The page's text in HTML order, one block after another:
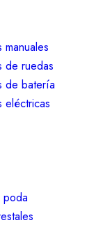
de ruedas
de batería
eléctricas
poda